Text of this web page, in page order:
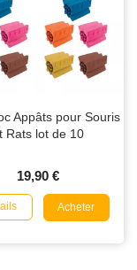
Appâts pour Souris
Rats lot de 10
19,90 €
Acheter